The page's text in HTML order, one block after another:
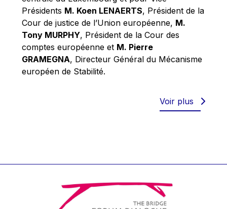
Philippe Maystadt
Pierre Gramegna
Richard Pelly
Robert Goebbels
Robert REYNDERS
Timothy Radcliffe
Vaclav Klaus
Vassilios Skouris
Présidents M. Koen LENAERTS, Président de la
Cour de justice de l’Union européenne, M.
Tony MURPHY, Président de la Cour des
comptes européenne et M. Pierre
GRAMEGNA, Directeur Général du Mécanisme
européen de Stabilité.
Voir plus